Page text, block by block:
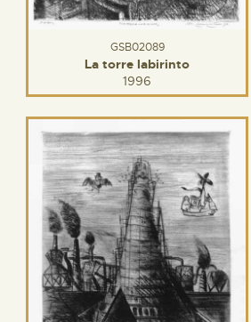
GSB02089
La torre labirinto
1996